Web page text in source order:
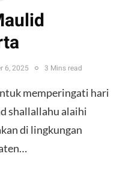
6, 2025 3 Mins read
memperingati hari
shallallahu alaihi
di lingkungan